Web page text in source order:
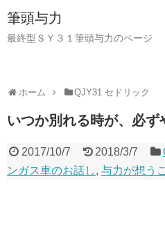
筆頭与力
最終型ＳＹ３１筆頭与力のページ
ホーム QJY31 セドリック
いつか別れる時が、必ず
2017/10/7 2018/3/7
ンガス車のお話し, 与力が想う